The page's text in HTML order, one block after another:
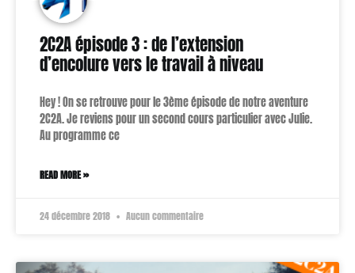
2C2A épisode 3 : de l’extension
d’encolure vers le travail à niveau
Hey ! On se retrouve pour le 3ème épisode de notre aventure
2C2A. Je reviens pour un second cours particulier avec Julie.
Au programme ce
READ MORE »
24 décembre 2018 Aucun commentaire